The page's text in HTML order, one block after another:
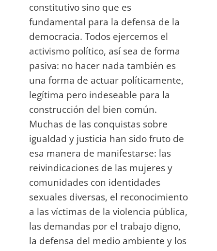
constitutivo sino que es
fundamental para la defensa de la
democracia. Todos ejercemos el
activismo político, así sea de forma
pasiva: no hacer nada también es
una forma de actuar políticamente,
legítima pero indeseable para la
construcción del bien común.
Muchas de las conquistas sobre
igualdad y justicia han sido fruto de
esa manera de manifestarse: las
reivindicaciones de las mujeres y
comunidades con identidades
sexuales diversas, el reconocimiento
a las víctimas de la violencia pública,
las demandas por el trabajo digno,
la defensa del medio ambiente y los